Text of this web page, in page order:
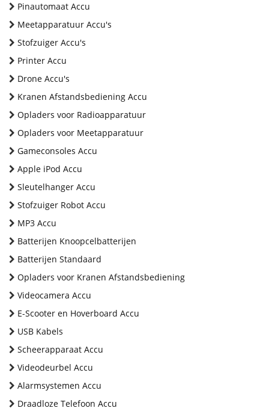
Pinautomaat Accu
Meetapparatuur Accu's
Stofzuiger Accu's
Printer Accu
Drone Accu's
Kranen Afstandsbediening Accu
Opladers voor Radioapparatuur
Opladers voor Meetapparatuur
Gameconsoles Accu
Apple iPod Accu
Sleutelhanger Accu
Stofzuiger Robot Accu
MP3 Accu
Batterijen Knoopcelbatterijen
Batterijen Standaard
Opladers voor Kranen Afstandsbediening
Videocamera Accu
E-Scooter en Hoverboard Accu
USB Kabels
Scheerapparaat Accu
Videodeurbel Accu
Alarmsystemen Accu
Draadloze Telefoon Accu